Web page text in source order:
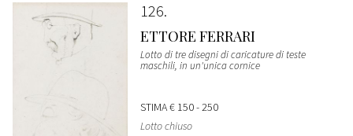
126
ETTORE FERRARI
Lotto di tre disegni di caricature di teste
maschili, in un'unica cornice
STIMA€ 150 - 250
Lotto chiuso